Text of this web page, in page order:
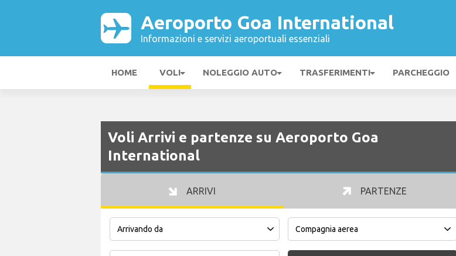
Aeroporto Goa International
Informazioni e servizi aeroportuali essenziali
HOME VOLI NOLEGGIO AUTO TRASFERIMENTI PARCHEGGIO
Voli Arrivi e partenze su Aeroporto Goa
International
ARRIVI PARTENZE